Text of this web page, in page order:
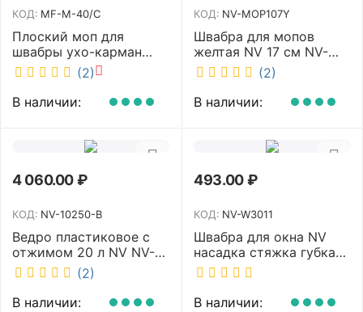
КОД: MF-M-40/C
Плоский моп для
швабры ухо-карман
белый 40 см NV MF-M-
40/C
(2)
В наличии:
КОД: NV-MOP107Y
Швабра для мопов
желтая NV 17 см NV-
MOP107Y (2)
В наличии:
4 060.00₽
КОД: NV-10250-B
Ведро пластиковое с
отжимом 20 л NV NV-
10250-B
(2)
В наличии:
493.00₽
КОД: NV-W3011
Швабра для окна NV
насадка стяжка губка
30 см телескопическая
рукоятка 70-110 см NV-
W3011
В наличии: